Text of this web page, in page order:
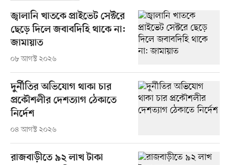
জ্বালানি খাতকে প্রাইভেট সেক্টরে
ছেড়ে দিলে জবাবদিহি থাকে না:
জামায়াত
০৮ আগস্ট ২০২৬
দুর্নীতির অভিযোগ থাকা চার
প্রকৌশলীর দেশত্যাগ ঠেকাতে
নির্দেশ
০৪ আগস্ট ২০২৬
রাজবাড়ীতে ৯২ লাখ টাকা